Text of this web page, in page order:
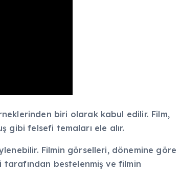
biri olarak kabul edilir. Film,
gibi felsefi temaları ele alır.
Filmin görselleri, dönemine göre
tarafından bestelenmiş ve filmin